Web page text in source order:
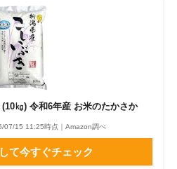
㎏) 令和6年産 お米のたかさか
07/15 11:25時点｜Amazon調べ
て今すぐチェック